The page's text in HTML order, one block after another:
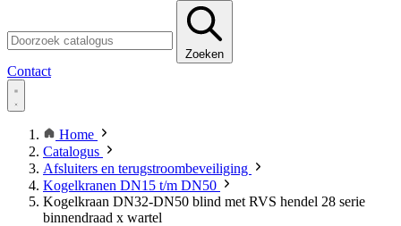
Zoeken
Contact
Home
Catalogus
Afsluiters en terugstroombeveiliging
Kogelkranen DN15 t/m DN50
Kogelkraan DN32-DN50 blind met RVS hendel 28 serie
binnendraad x wartel